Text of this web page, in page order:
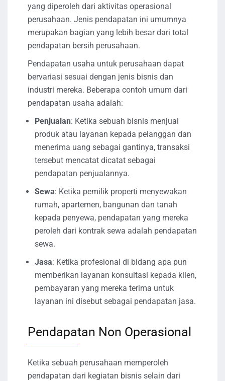
yang diperoleh dari aktivitas operasional
perusahaan. Jenis pendapatan ini umumnya
merupakan bagian yang lebih besar dari total
pendapatan bersih perusahaan.
Pendapatan usaha untuk perusahaan dapat
bervariasi sesuai dengan jenis bisnis dan
industri mereka. Beberapa contoh umum dari
pendapatan usaha adalah:
Penjualan: Ketika sebuah bisnis menjual
produk atau layanan kepada pelanggan dan
menerima uang sebagai gantinya, transaksi
tersebut mencatat dicatat sebagai
pendapatan penjualannya.
Sewa: Ketika pemilik properti menyewakan
rumah, apartemen, bangunan dan tanah
kepada penyewa, pendapatan yang mereka
peroleh dari kontrak sewa adalah pendapatan
sewa.
Jasa: Ketika profesional di bidang apa pun
memberikan layanan konsultasi kepada klien,
pembayaran yang mereka terima untuk
layanan ini disebut sebagai pendapatan jasa.
Pendapatan Non Operasional
Ketika sebuah perusahaan memperoleh
pendapatan dari kegiatan bisnis selain dari